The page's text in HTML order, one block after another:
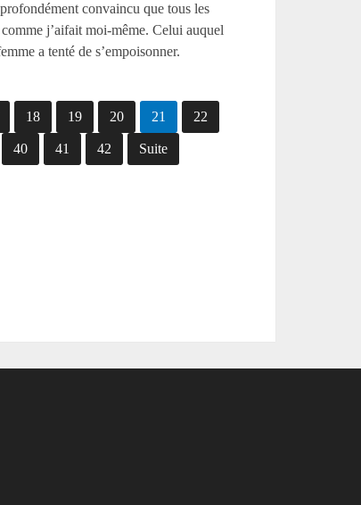
convaincu que tous les
j’aifait moi-même. Celui auquel
a tenté de s’empoisonner.
18 19 20 21 22
40 41 42 Suite